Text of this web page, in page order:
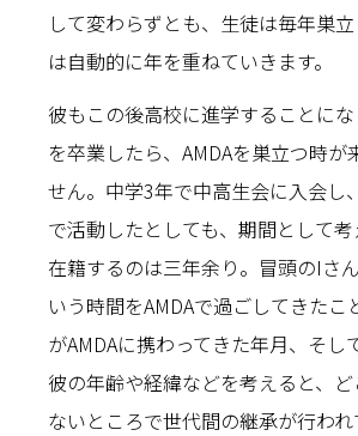
して変わらずとも、生徒は毎年巣
は自動的に年を重ねていきます。
彼もこの後高校に進学することに
を卒業したら、AMDAを巣立つ時が
せん。中学3年で中高生会に入会し
で活動したとしても、期間として考
在籍するのは三年余り。冒頭のIさ
いう時間をAMDAで過ごしてきたこ
がAMDAに携わってきた年月、そし
彼の年齢や経緯などを考えると、
ないところで世代間の継承が行わ